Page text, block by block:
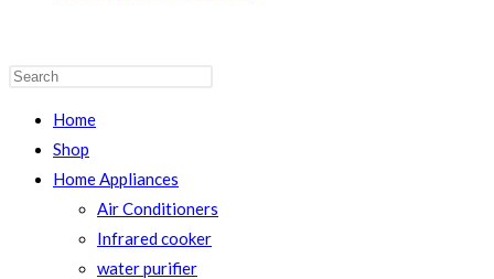
Home
Shop
Home Appliances
Air Conditioners
Infrared cooker
water purifier